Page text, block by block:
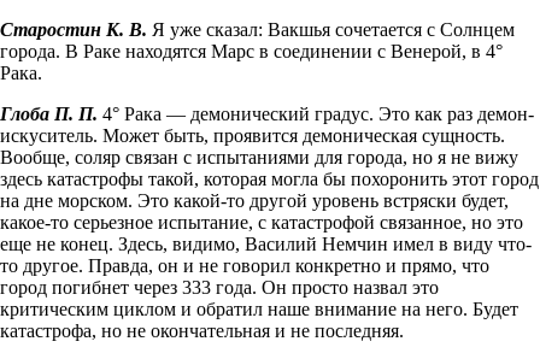
Старостин К. В. Я уже сказал: Вакшья сочетается с Солнцем
города. В Раке находятся Марс в соединении с Венерой, в 4°
Рака.
Глоба П. П. 4° Рака — демонический градус. Это как раз демон-
искуситель. Может быть, проявится демоническая сущ­ность.
Вообще, соляр связан с испытаниями для города, но я не вижу
здесь катастрофы такой, которая могла бы похоронить этот город
на дне морском. Это какой-то другой уровень встряски будет,
какое-то серьезное испытание, с катастрофой связан­ное, но это
еще не конец. Здесь, видимо, Василий Немчин имел в виду что-
то другое. Правда, он и не говорил конкретно и прямо, что
город погибнет через 333 года. Он просто назвал это
критическим циклом и обратил наше внимание на него. Будет
катастрофа, но не окончательная и не последняя.